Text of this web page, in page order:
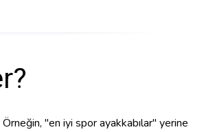
"en iyi spor ayakkabılar" yerine